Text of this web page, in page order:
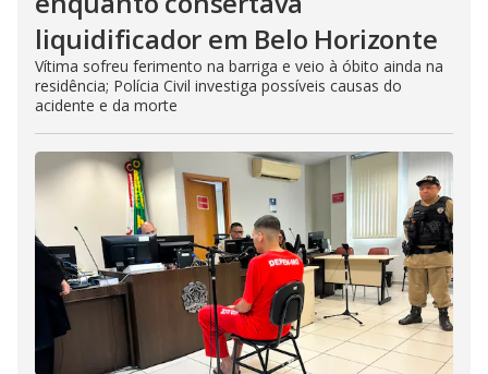
liquidificador em Belo Horizonte
Vítima sofreu ferimento na barriga e veio à óbito ainda na
residência; Polícia Civil investiga possíveis causas do
acidente e da morte